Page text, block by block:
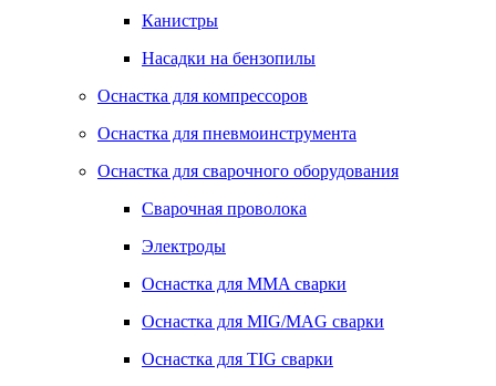
Канистры
Насадки на бензопилы
Оснастка для компрессоров
Оснастка для пневмоинструмента
Оснастка для сварочного оборудования
Сварочная проволока
Электроды
Оснастка для MMA сварки
Оснастка для MIG/MAG сварки
Оснастка для TIG сварки